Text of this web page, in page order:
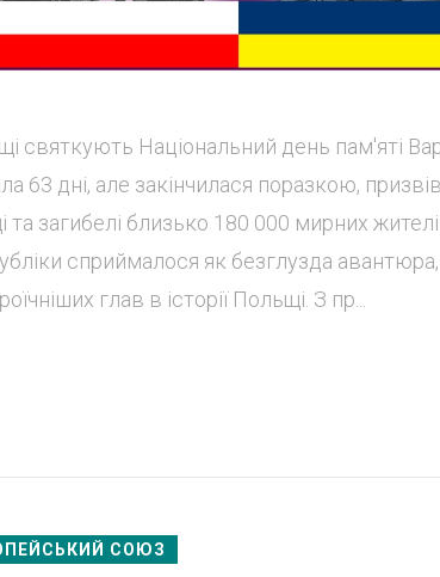
святкують Національний день пам'яті
63 дні, але закінчилася поразкою,
загибелі близько 180 000 мирних
сприймалося як безглузда
глав в історії Польщі. З пр...
СОЮЗ